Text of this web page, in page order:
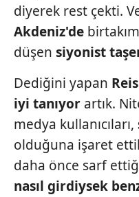
diyerek rest çekti.
Akdeniz'de
düşen siyonist
Dediğini yapan
iyi tanıyor artık.
medya kullanıcıları,
olduğuna işaret
daha önce sarf
nasıl girdiysek